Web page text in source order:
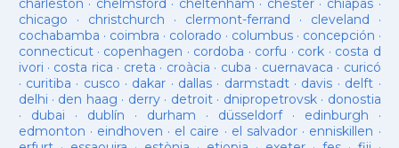
charleston · chelmsford · cheltenham · chester· chiapas ·
chicago · christchurch · clermont-ferrand · cleveland ·
cochabamba · coimbra · colorado · columbus· concepción ·
connecticut· copenhagen · cordoba · corfu · cork · costa d
ivori · costa rica · creta · croàcia · cuba · cuernavaca · curicó
· curitiba · cusco · dakar · dallas · darmstadt· davis · delft ·
delhi · den haag · derry· detroit· dnipropetrovsk· donostia
· dubai · dublín · durham · düsseldorf· edinburgh ·
edmonton · eindhoven · el caire · el salvador · enniskillen ·